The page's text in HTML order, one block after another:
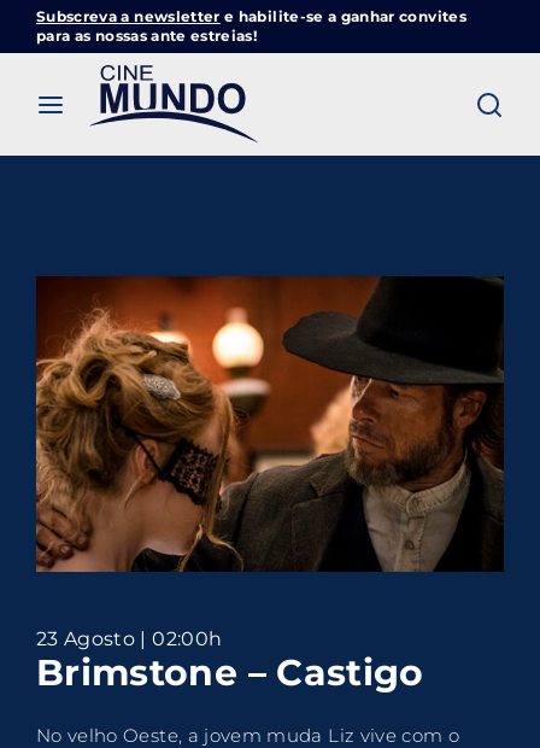
Subscreva a newsletter e habilite-se a ganhar convites
para as nossas ante estreias!
23 Agosto | 02:00h
Brimstone – Castigo
No velho Oeste, a jovem muda Liz vive com o
Cinemundo – Onde O Cinema Acontece
Login
Password
SIGN IN
Remember Me
Lost Your Password?
By signing in, you agree to
conditions
privacy policy .